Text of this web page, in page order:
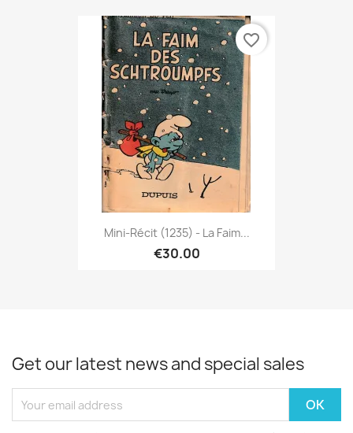
Mini-Récit (1235) - La Faim...
€30.00
favorite_border
Get our latest news and special sales